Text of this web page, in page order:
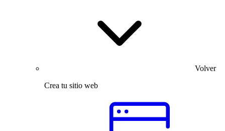
Volver
Crea tu sitio web